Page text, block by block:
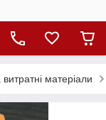
матеріали